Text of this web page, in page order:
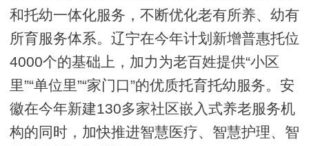
和托幼一体化服务，不断优化老有所养、幼有
所育服务体系。辽宁在今年计划新增普惠托位
4000个的基础上，加力为老百姓提供“小区
里”“单位里”“家门口”的优质托育托幼服务。安
徽在今年新建130多家社区嵌入式养老服务机
构的同时，加快推进智慧医疗、智慧护理、智